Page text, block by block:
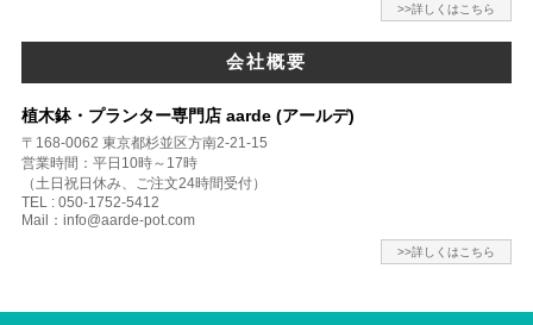
>>詳しくはこちら
会社概要
植木鉢・プランター専門店 aarde (アールデ)
〒168-0062 東京都杉並区方南2-21-15
営業時間：平日10時～17時
（土日祝日休み、ご注文24時間受付）
TEL : 050-1752-5412
Mail：info@aarde-pot.com
>>詳しくはこちら